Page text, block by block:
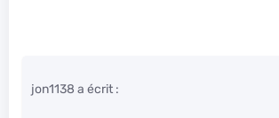
jon1138 a écrit :